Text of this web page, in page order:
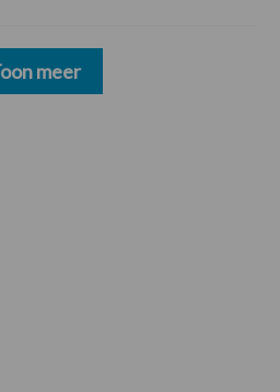
meer